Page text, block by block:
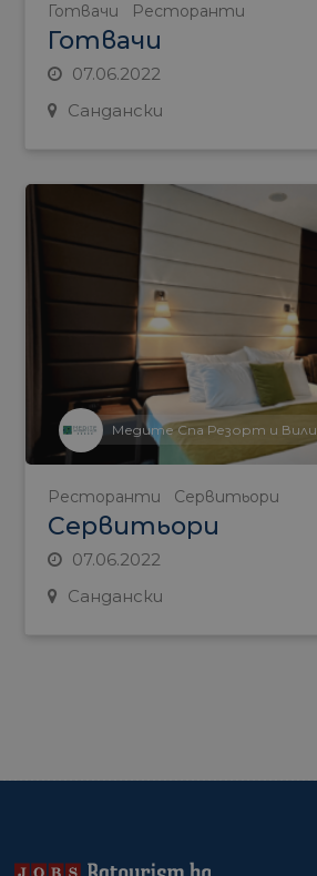
Готвачи Ресторанти
Готвачи
07.06.2022
Сандански
Медите Спа Резорт и Вили
Ресторанти Сервитьори
Сервитьори
07.06.2022
Сандански